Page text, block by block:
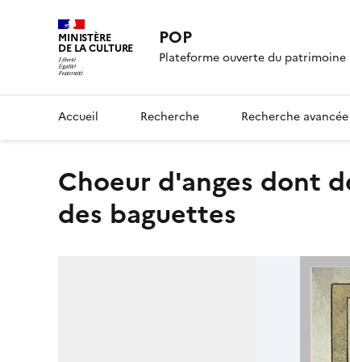
MINISTÈRE
DE LA CULTURE POP
Plateforme ouverte du patrimoine
Accueil Recherche Recherche avancée
Choeur d'anges dont deux portant la couronne d'épines et
des baguettes